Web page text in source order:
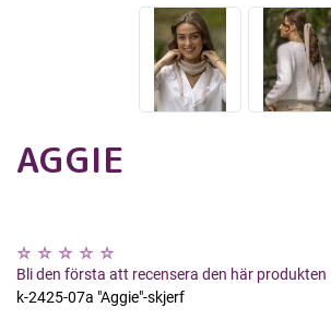
AGGIE
Bli den första att recensera den här produkten
k-2425-07a "Aggie"-skjerf